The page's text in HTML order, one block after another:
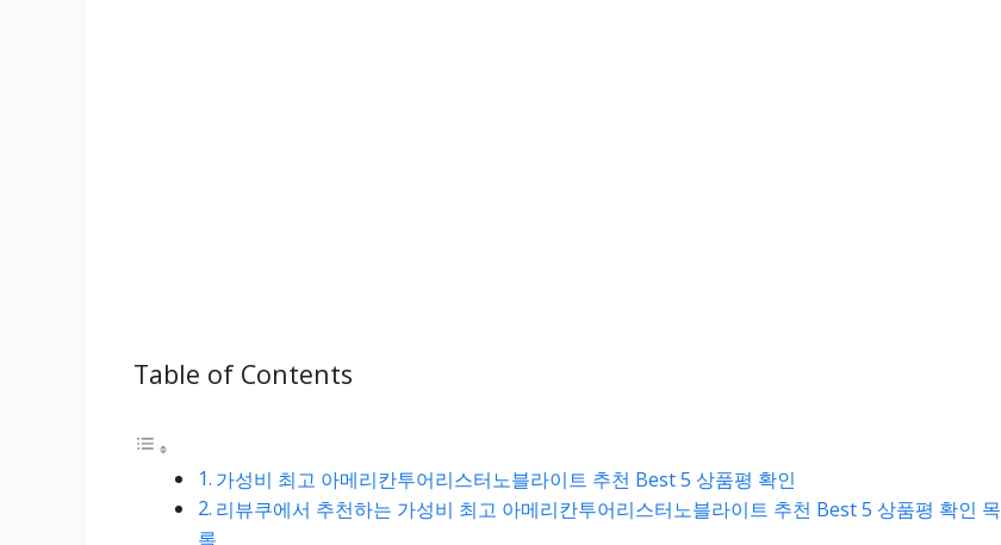
Table of Contents
가성비 최고 아메리칸투어리스터노블라이트 추천 Best 5 상품평 확인
리뷰쿠에서 추천하는 가성비 최고 아메리칸투어리스터노블라이트 추천 Best 5 상품평 확인 목
록